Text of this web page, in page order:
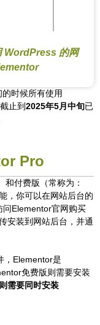
WordPress 的网
的时候所有使用
止到2025年5月中旬已
Pro
付费版（常称为：
，你可以在网站后台的
问Elementor官网购买
安装到网站后台，并通
，Elementor是
免费版则需要安装
需要同时安装